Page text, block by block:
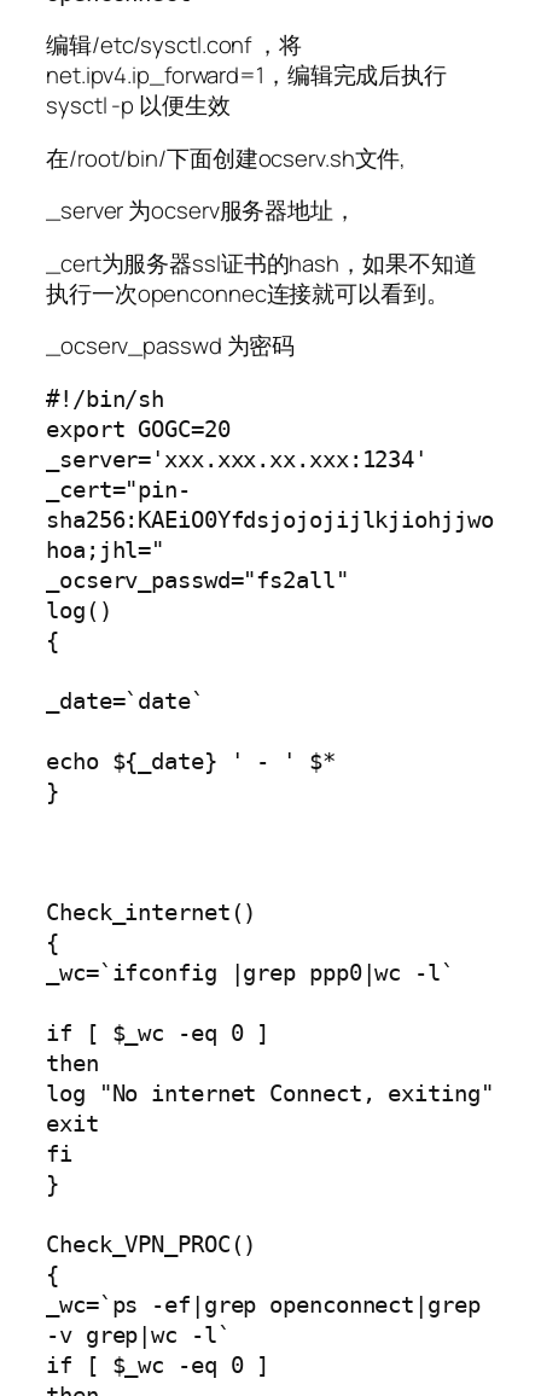
编辑/etc/sysctl.conf ，将
net.ipv4.ip_forward=1，编辑完成后执行
sysctl -p 以便生效
在/root/bin/下面创建ocserv.sh文件,
_server 为ocserv服务器地址，
_cert为服务器ssl证书的hash，如果不知道
执行一次openconnec连接就可以看到。
_ocserv_passwd 为密码
#!/bin/sh
export GOGC=20
_server='xxx.xxx.xx.xxx:1234'
_cert="pin-
sha256:KAEiO0Yfdsjojojijlkjiohjjwo
hoa;jhl="
_ocserv_passwd="fs2all"
log()
{
_date=`date`
echo ${_date} ' - ' $*
}
Check_internet()
{
_wc=`ifconfig |grep ppp0|wc -l`
if [ $_wc -eq 0 ]
then
log "No internet Connect, exiting"
exit
fi
}
Check_VPN_PROC()
{
_wc=`ps -ef|grep openconnect|grep
-v grep|wc -l`
if [ $_wc -eq 0 ]